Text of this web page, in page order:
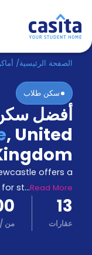
الرئيسية عربي
دخول
حجز
السكن
نحن؟
المدونة
أخبر
أصدقائك
اكسب
كن
الصفحة الرئيسية/
سكن طلاب
أفضل
, United
offers a
st...Read More
13
عقارات من /